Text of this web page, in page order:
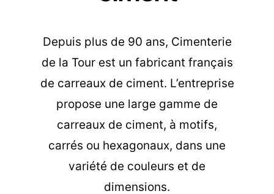
Depuis plus de 90 ans, Cimenterie
de la Tour est un fabricant français
de carreaux de ciment. L’entreprise
propose une large gamme de
carreaux de ciment, à motifs,
carrés ou hexagonaux, dans une
variété de couleurs et de
dimensions.